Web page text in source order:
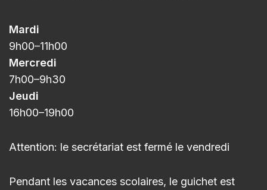
Mardi
9h00–11h00
Mercredi
7h00–9h30
Jeudi
16h00–19h00
Attention: le secrétariat est fermé le vendredi
Pendant les vacances scolaires, le guichet est